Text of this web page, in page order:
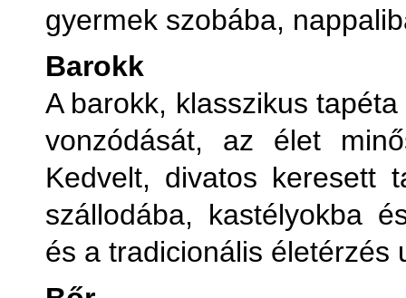
gyermek szobába,
Barokk
A barokk, klasszikus
vonzódását, az élet
Kedvelt, divatos keresett
szállodába, kastélyokba
és a tradicionális életérzés